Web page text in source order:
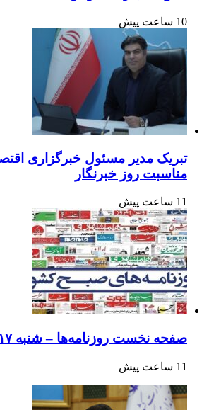
10 ساعت پیش
تبریک مدیر مسئول خبرگزاری
مناسبت روز خبرنگار
11 ساعت پیش
صفحه نخست روزنامه‌ها – شنبه ۱۷ مرداد
11 ساعت پیش